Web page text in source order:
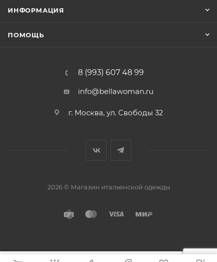
ИНФОРМАЦИЯ
ПОМОЩЬ
8 (993) 607 48 99
info@bellawoman.ru
г. Москва, ул. Свободы 32
2026 © Магазин итальянской одежды